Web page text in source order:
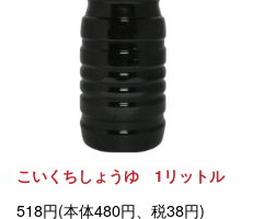
こいくちしょうゆ 1リットル
518円(本体480円、税38円)